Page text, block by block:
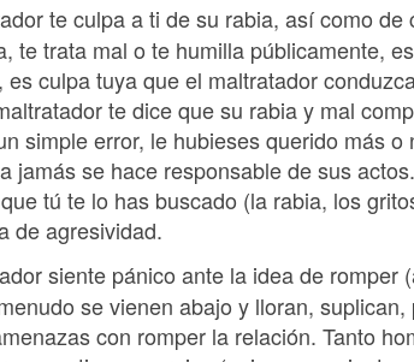
te culpa a ti de su rabia, así como de
te trata mal o te humilla públicamente,
culpa tuya que el maltratador
te dice que su rabia y mal
simple error, le hubieses querido más
jamás se hace responsable de sus
tú te lo has buscado (la rabia, los
de agresividad.
siente pánico ante la idea de romper
se vienen abajo y lloran,
con romper la relación. Tanto